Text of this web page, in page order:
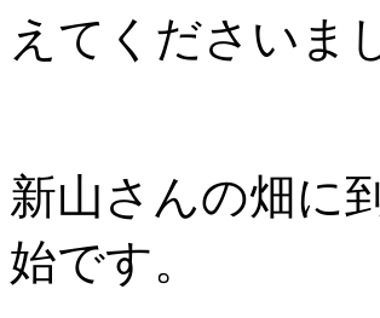
えてくださいま
新山さんの畑に
始です。